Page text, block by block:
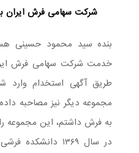
شرکت سهامی فرش ایران
بنده سید محمود حسینی
طریق آگهی استخدام
مجموعه دیگر نیز مصاحبه
به فرش داشتم، این مجموعه
در سال ۱۳۶۹